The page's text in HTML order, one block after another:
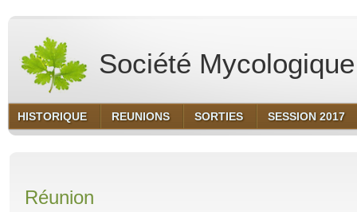
Société
HISTORIQUE REUNIONS SORTIES SESSION 2017
Réunion